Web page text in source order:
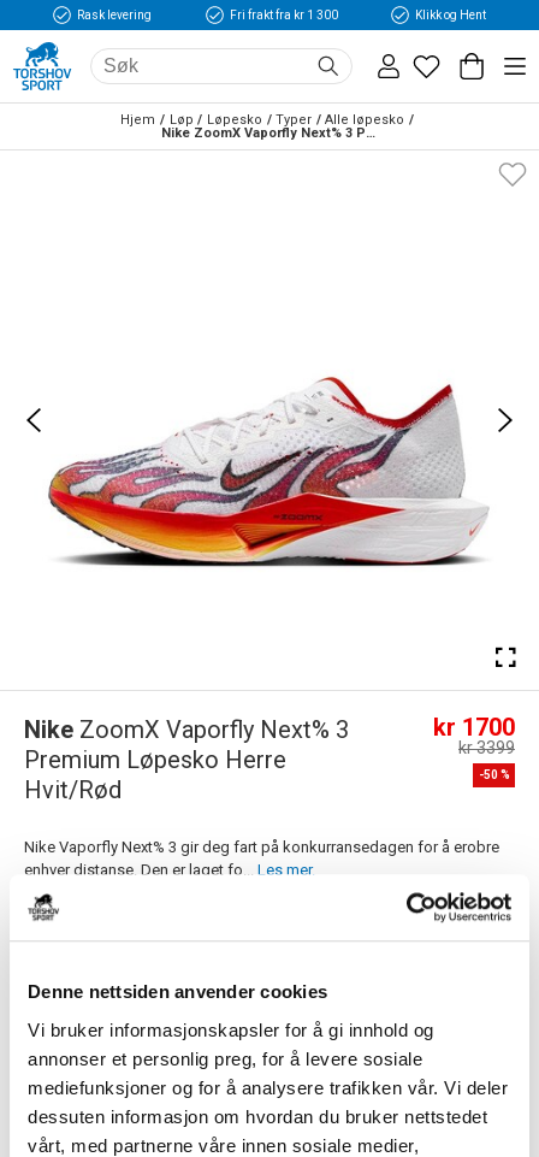
Denne nettsiden anvender cookies
Vi bruker informasjonskapsler for å gi innhold og
annonser et personlig preg, for å levere sosiale
mediefunksjoner og for å analysere trafikken vår. Vi deler
dessuten informasjon om hvordan du bruker nettstedet
vårt, med partnerne våre innen sosiale medier,
Rask levering Fri frakt fra kr 1 300 Klikk og Hent
Hjem Løp Løpesko Typer
Alle løpesko
Nike ZoomX Vaporfly Next% 3 Premium Løpesko Herre Hvit/Rød
-50 %
Nike ZoomX Vaporfly Next% 3
Premium Løpesko Herre
Hvit/Rød
kr 1700
kr 3399
Nike Vaporfly Next% 3 gir deg fart på konkurransedagen for å erobre
enhver distanse. Den er laget fo... Les mer.
Størrelsesguide
Størrelse
Motiv